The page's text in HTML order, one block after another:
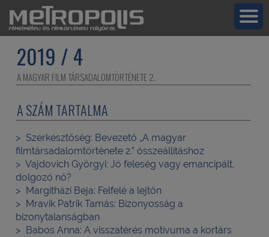
2019 / 4
A MAGYAR FILM TÁRSADALOMTÖRTÉNETE 2.
A SZÁM TARTALMA
Szerkesztőség: Bevezető „A magyar
filmtársadalomtörténete 2.” összeállításhoz
Vajdovich Györgyi: Jó feleség vagy emancipált,
dolgozó nő?
Margitházi Beja: Felfelé a lejtőn
Mravik Patrik Tamás: Bizonyosság a
bizonytalanságban
Babos Anna: A visszatérés motívuma a kortárs